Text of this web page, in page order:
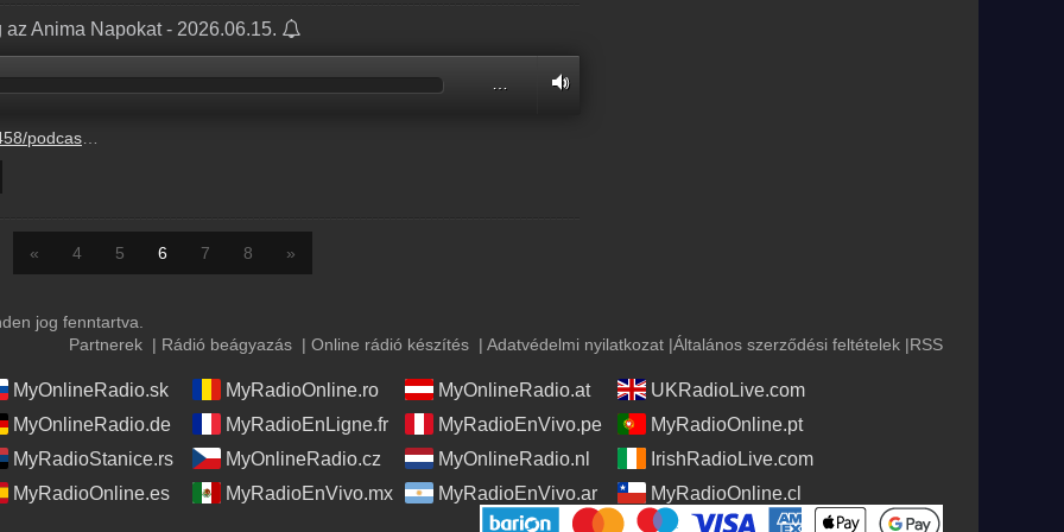
Anima Napokat - 2026.06.15.
1d6c-cf74-844c-e1c708c5a95e.mp3
« 4 5 6 7 8 »
jog fenntartva.
Partnerek | Rádió beágyazás | Online rádió készítés | Adatvédelmi nyilatkozat |Általános szerződési feltételek |RSS
MyOnlineRadio.sk MyRadioOnline.ro MyOnlineRadio.at
UKRadioLive.com
MyOnlineRadio.de
MyRadioEnLigne.fr MyRadioEnVivo.pe
MyRadioOnline.pt
MyRadioStanice.rs
MyOnlineRadio.cz MyOnlineRadio.nl
IrishRadioLive.com
MyRadioOnline.es
MyRadioEnVivo.mx MyRadioEnVivo.ar MyRadioOnline.cl